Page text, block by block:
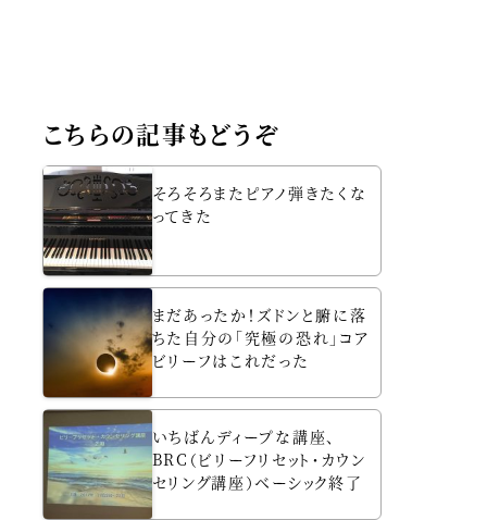
こちらの記事もどうぞ
そろそろまたピアノ弾きたくな
ってきた
まだあったか！ズドンと腑に落
ちた自分の「究極の恐れ」コア
ビリーフはこれだった
いちばんディープな講座、
BRC（ビリーフリセット・カウン
セリング講座）ベーシック終了